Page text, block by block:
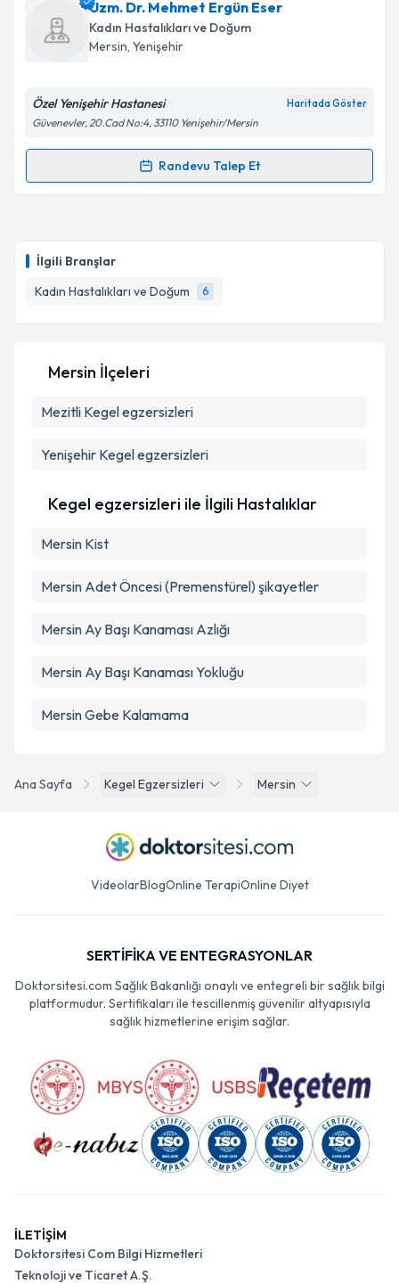
İlgili Branşlar
Kadın Hastalıkları ve Doğum
6
Takvim Talebini Gönder
Op. Dr. İsmet Eratiçin randevu takvimi talebi
oluşturun. Size bu uzmandan randevu almanız için bir
takvim hazırlandığında e-posta ile bilgilendireceğiz.
Kişisel verilerimin işlenmesine ilişkin
Metni'ni okudum ve kişisel verilerimin belirtilen
Uzm. Dr. Mehmet Ergün Eser
Kadın Hastalıkları ve Doğum
Mersin, Yenişehir
Özel Yenişehir Hastanesi Haritada Göster
Güvenevler, 20.Cad No:4, 33110 Yenişehir/Mersin
Randevu Talep Et
Randevu Takvimi Talebi
için bir takvim hazırlandığında e-posta ile
bilgilendireceğiz.
E-posta Adresiniz
Kişisel verilerimin işlenmesine ilişkin
kapsamda işlenmesini kabul ediyorum.
Takvim Talebini Gönder
Ana Sayfa Kegel Egzersizleri Mersin
Mersin İlçeleri
Mezitli Kegel egzersizleri
Yenişehir Kegel egzersizleri
Kegel egzersizleri ile İlgili Hastalıklar
Mersin Kist
Mersin Adet Öncesi (Premenstürel) şikayetler
Mersin Ay Başı Kanaması Azlığı
Mersin Ay Başı Kanaması Yokluğu
Mersin Gebe Kalamama
VideolarBlogOnline TerapiOnline Diyet
SERTİFİKA VE ENTEGRASYONLAR
Doktorsitesi.com Sağlık Bakanlığı onaylı ve entegreli bir sağlık bilgi
platformudur. Sertifikaları ile tescillenmiş güvenilir altyapısıyla
sağlık hizmetlerine erişim sağlar.
İLETİŞİM
Doktorsitesi Com Bilgi Hizmetleri
Teknoloji ve Ticaret A.Ş.